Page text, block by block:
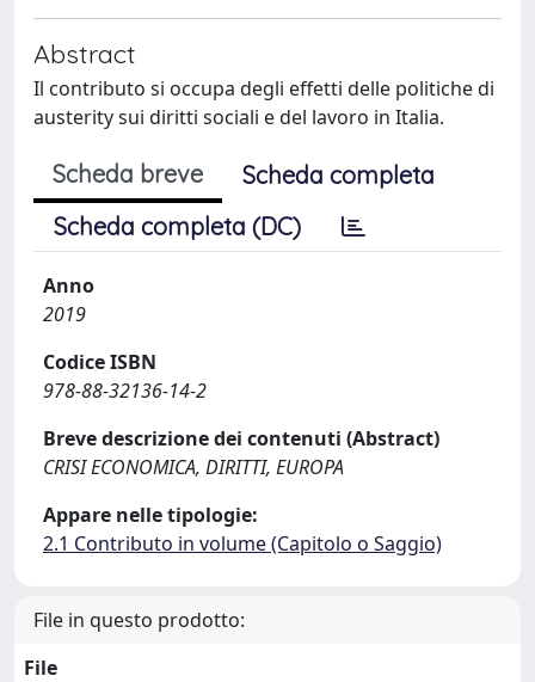
Abstract
Il contributo si occupa degli effetti delle politiche di
austerity sui diritti sociali e del lavoro in Italia.
Scheda breve
Scheda completa
Scheda completa (DC)
Anno
2019
Codice ISBN
978-88-32136-14-2
Breve descrizione dei contenuti (Abstract)
CRISI ECONOMICA, DIRITTI, EUROPA
Appare nelle tipologie:
2.1 Contributo in volume (Capitolo o Saggio)
File in questo prodotto:
File